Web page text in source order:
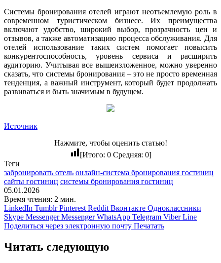
Системы бронирования отелей играют неотъемлемую роль в
современном туристическом бизнесе. Их преимущества
включают удобство, широкий выбор, прозрачность цен и
отзывов, а также автоматизацию процесса обслуживания. Для
отелей использование таких систем помогает повысить
конкурентоспособность, уровень сервиса и расширить
аудиторию. Учитывая все вышеизложенное, можно уверенно
сказать, что системы бронирования – это не просто временная
тенденция, а важный инструмент, который будет продолжать
развиваться и быть значимым в будущем.
Источник
Нажмите, чтобы оценить статью!
[Итого: 0Средняя: 0]
Теги
забронировать отель онлайн-система бронирования гостиниц
сайты гостиниц системы бронирования гостиниц
05.01.2026
Время чтения: 2 мин.
LinkedIn Tumblr Pinterest Reddit Вконтакте Одноклассники
Skype Messenger Messenger WhatsApp Telegram Viber Line
Поделиться через электронную почту Печатать
Читать следующую